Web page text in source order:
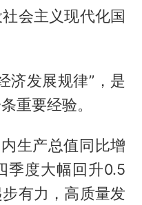
会主义现代化国
济发展规律”，是
重要经验。
生产总值同比增
季度大幅回升0.5
有力，高质量发